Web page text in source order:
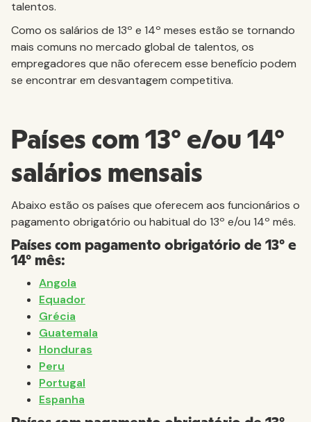
talentos.
Como os salários de 13º e 14º meses estão se tornando
mais comuns no mercado global de talentos, os
empregadores que não oferecem esse benefício podem
se encontrar em desvantagem competitiva.
Países com 13º e/ou 14º
salários mensais
Abaixo estão os países que oferecem aos funcionários o
pagamento obrigatório ou habitual do 13º e/ou 14º mês.
Países com pagamento obrigatório de 13º e
14º mês:
Angola
Equador
Grécia
Guatemala
Honduras
Peru
Portugal
Espanha